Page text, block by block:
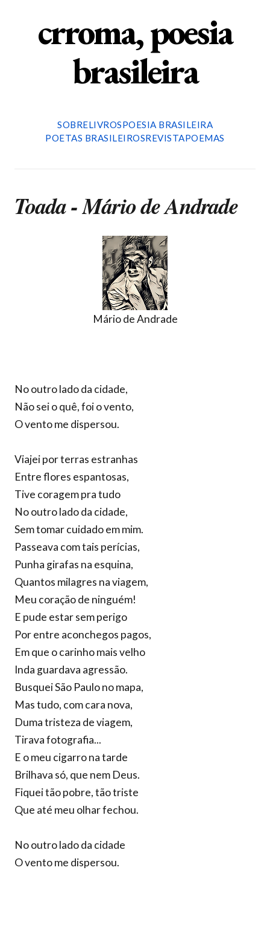
crroma, poesia
brasileira
SOBRELIVROSPOESIA BRASILEIRA
POETAS BRASILEIROSREVISTAPOEMAS
Toada - Mário de Andrade
Mário de Andrade
No outro lado da cidade,
Não sei o quê, foi o vento,
O vento me dispersou.
Viajei por terras estranhas
Entre flores espantosas,
Tive coragem pra tudo
No outro lado da cidade,
Sem tomar cuidado em mim.
Passeava com tais perícias,
Punha girafas na esquina,
Quantos milagres na viagem,
Meu coração de ninguém!
E pude estar sem perigo
Por entre aconchegos pagos,
Em que o carinho mais velho
Inda guardava agressão.
Busquei São Paulo no mapa,
Mas tudo, com cara nova,
Duma tristeza de viagem,
Tirava fotografia...
E o meu cigarro na tarde
Brilhava só, que nem Deus.
Fiquei tão pobre, tão triste
Que até meu olhar fechou.
No outro lado da cidade
O vento me dispersou.